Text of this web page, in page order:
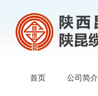
首页 公司简介